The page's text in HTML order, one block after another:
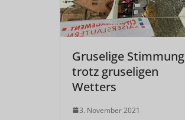
Gruselige Stimmung
trotz gruseligen
Wetters
3. November 2021